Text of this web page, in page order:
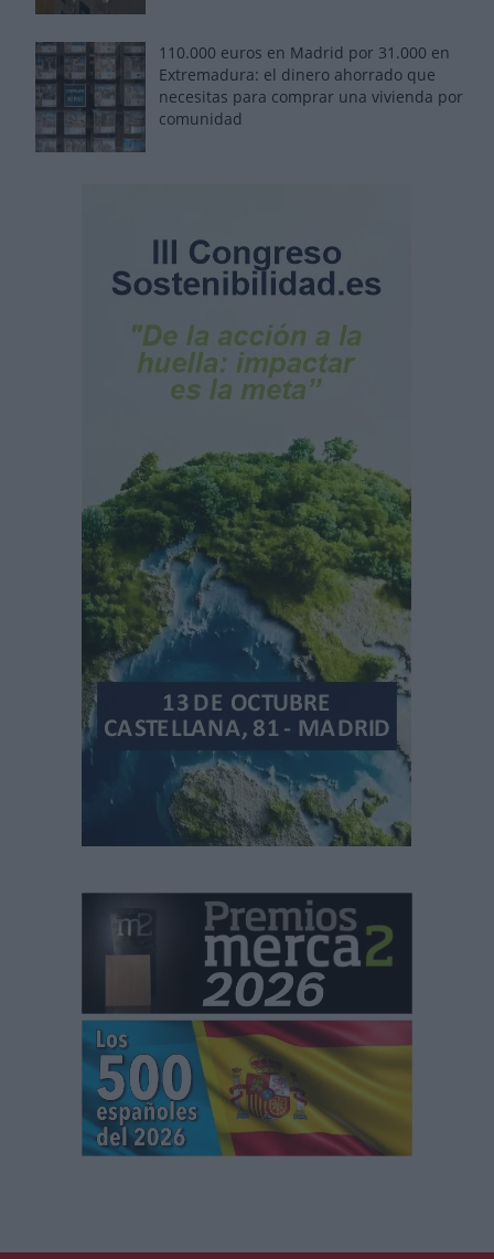
110.000 euros en Madrid por 31.000 en
Extremadura: el dinero ahorrado que
necesitas para comprar una vivienda por
comunidad